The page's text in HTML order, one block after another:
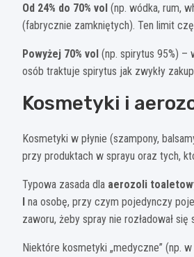
Od 24% do 70% vol (np. wódka, rum,
(fabrycznie zamkniętych). Ten limit
Powyżej 70% vol (np. spirytus 95%) –
osób traktuje spirytus jak zwykły
Kosmetyki i
Kosmetyki w płynie (szampony,
przy produktach w sprayu oraz tych,
Typowa zasada dla aerozoli
l na osobę, przy czym pojedynczy
zaworu, żeby spray nie rozładował się
Niektóre kosmetyki „medyczne” (np.